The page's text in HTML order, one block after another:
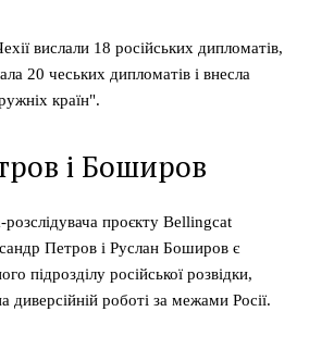
вислали 18 російських дипломатів,
20 чеських дипломатів і внесла
країн".
і Боширов
проєкту Bellingcat
Петров і Руслан Боширов є
підрозділу російської розвідки,
диверсійній роботі за межами Росії.